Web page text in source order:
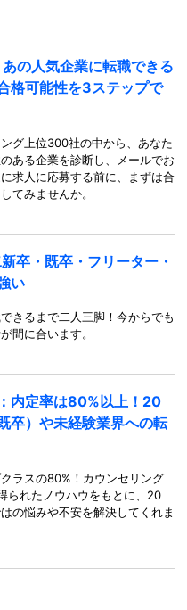
の人気企業に転職できる
格可能性を3ステップで
グ上位300社の中から、あなた
ある企業を診断し、メールでお
求人に応募する前に、まずは合
てみませんか。
卒・既卒・フリーター・
い
きるまで二人三脚！今からでも
間に合います。
内定率は80%以上！20
卒）や未経験業界への転
ラスの80%！カウンセリング
られたノウハウをもとに、20
の悩みや不安を解決してくれま